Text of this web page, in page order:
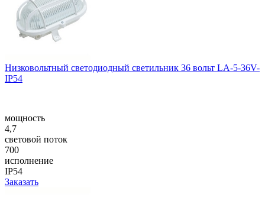
Низковольтный светодиодный светильник 36 вольт LA-5-36V-
IP54
мощность
4,7
световой поток
700
исполнение
IP54
Заказать